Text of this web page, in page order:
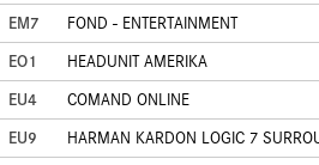
EM7
FOND - ENTERTAINMENT
EO1
HEADUNIT AMERIKA
EU4
COMAND ONLINE
EU9
HARMAN KARDON LOGIC 7